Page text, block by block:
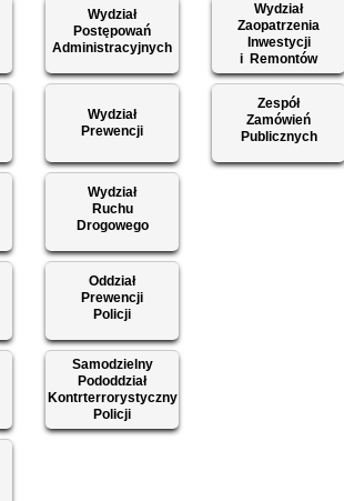
Wydział
Postępowań
Administracyjnych
Wydział
Prewencji
Wydział
Ruchu
Drogowego
Oddział
Prewencji
Policji
Samodzielny
Pododdział
Kontrterrorystyczny
Policji
Wydział
Zaopatrzenia
Inwestycji
i Remontów
Zespół
Zamówień
Publicznych